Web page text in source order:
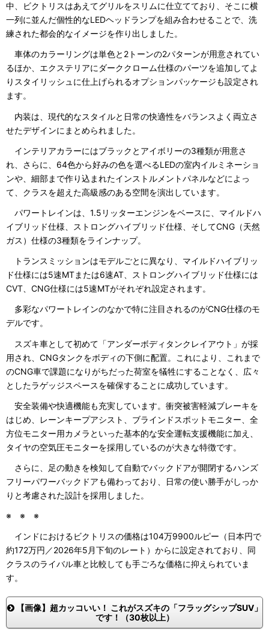
中、ビクトリスはあえてグリルをスリムに仕立てており、そこに横
一列に並んだ個性的なLEDヘッドランプを組み合わせることで、洗
練された都会的なイメージを作り出しました。
車体のカラーリングは単色と2トーンの2パターンが用意されてい
るほか、エクステリアにダーククローム仕様のパーツを追加してよ
りスタイリッシュに仕上げられるオプションパッケージも設定され
ます。
内装は、現代的なスタイルと日常の快適性をバランスよく両立さ
せたデザインにまとめられました。
インテリアカラーにはブラックとアイボリーの3種類が用意さ
れ、さらに、64色から好みの色を選べるLEDの室内イルミネーショ
ンや、細部まで作り込まれたインストルメントパネルなどによっ
て、クラスを超えた高級感のある空間を演出しています。
パワートレインは、1.5リッターエンジンをベースに、マイルドハ
イブリッド仕様、ストロングハイブリッド仕様、そしてCNG（天然
ガス）仕様の3種類をラインナップ。
トランスミッションはモデルごとに異なり、マイルドハイブリッ
ド仕様には5速MTまたは6速AT、ストロングハイブリッド仕様には
CVT、CNG仕様には5速MTがそれぞれ設定されます。
多彩なパワートレインのなかで特に注目されるのがCNG仕様のモ
デルです。
スズキ車として初めて「アンダーボディタンクレイアウト」が採
用され、CNGタンクをボディの下側に配置。これにより、これまで
のCNG車で課題になりがちだった荷室を犠牲にすることなく、広々
としたラゲッジスペースを確保することに成功しています。
安全装備や快適機能も充実しています。衝突被害軽減ブレーキを
はじめ、レーンキープアシスト、ブラインドスポットモニター、全
方位モニター用カメラといった基本的な安全運転支援機能に加え、
タイヤの空気圧モニターを採用しているのが大きな特徴です。
さらに、足の動きを検知して自動でバックドアが開閉するハンズ
フリーパワーバックドアも備わっており、日常の使い勝手がしっか
りと考慮された設計を採用しました。
※ ※ ※
インドにおけるビクトリスの価格は104万9900ルピー（日本円で
約172万円／2026年5月下旬のレート）からに設定されており、同
クラスのライバル車と比較しても手ごろな価格に抑えられていま
す。
【画像】超カッコいい！ これがスズキの「フラッグシップSUV」
です！（30枚以上）